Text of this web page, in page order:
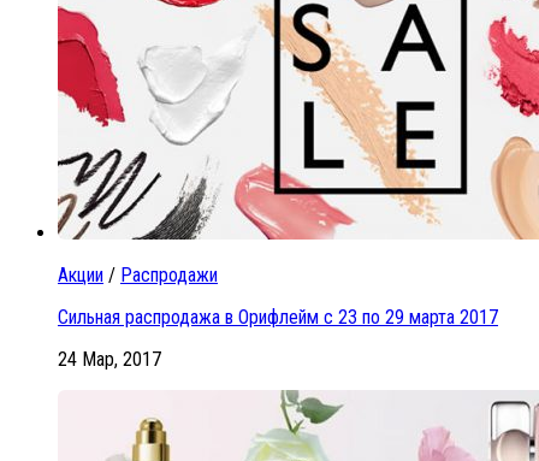
Акции / Распродажи
Сильная распродажа в Орифлейм с 23 по 29 марта 2017
24 Мар, 2017